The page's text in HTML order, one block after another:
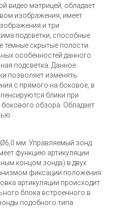
видео матрицей, обладает
изображения, имеет
и три
подсветки, способные
темные скрытые полости.
особенностей данного
подсветка. Данное
позволяет изменять
с прямого на боковое, в
блики при
бокового обзора. Обладает
мм. Управляемый зонд
функцию артикуляции
концом зонда) в двух
фиксации положения
артикуляции происходит
блока встроенного в
подобного типа